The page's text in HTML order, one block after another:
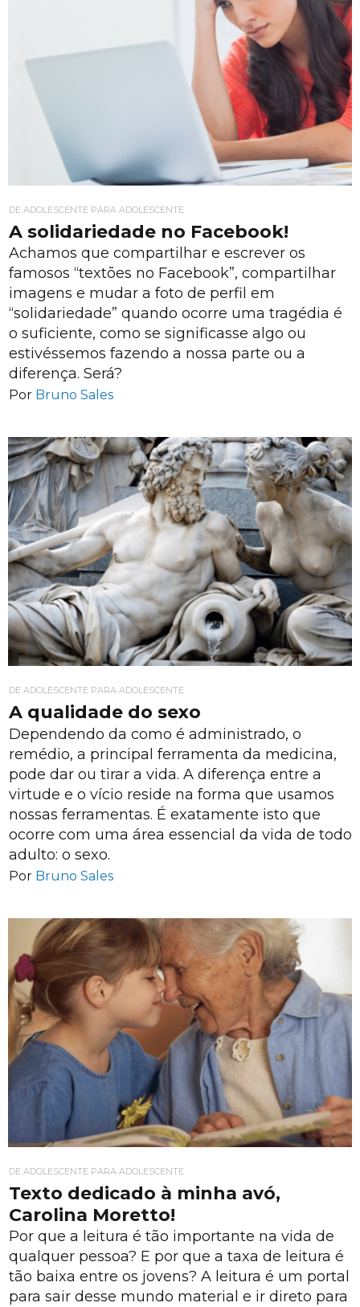
DE ADOLESCENTE PARA ADOLESCENTE
A solidariedade no Facebook!
Achamos que compartilhar e escrever os
famosos “textões no Facebook”, compartilhar
imagens e mudar a foto de perfil em
“solidariedade” quando ocorre uma tragédia é
o suficiente, como se significasse algo ou
estivéssemos fazendo a nossa parte ou a
diferença. Será?
Por Bruno Sales
DE ADOLESCENTE PARA ADOLESCENTE
A qualidade do sexo
Dependendo da como é administrado, o
remédio, a principal ferramenta da medicina,
pode dar ou tirar a vida. A diferença entre a
virtude e o vício reside na forma que usamos
nossas ferramentas. É exatamente isto que
ocorre com uma área essencial da vida de todo
adulto: o sexo.
Por Bruno Sales
DE ADOLESCENTE PARA ADOLESCENTE
Texto dedicado à minha avó,
Carolina Moretto!
Por que a leitura é tão importante na vida de
qualquer pessoa? E por que a taxa de leitura é
tão baixa entre os jovens? A leitura é um portal
para sair desse mundo material e ir direto para